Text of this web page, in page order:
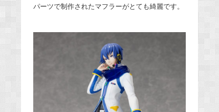
パーツで制作されたマフラーがとても綺麗です。